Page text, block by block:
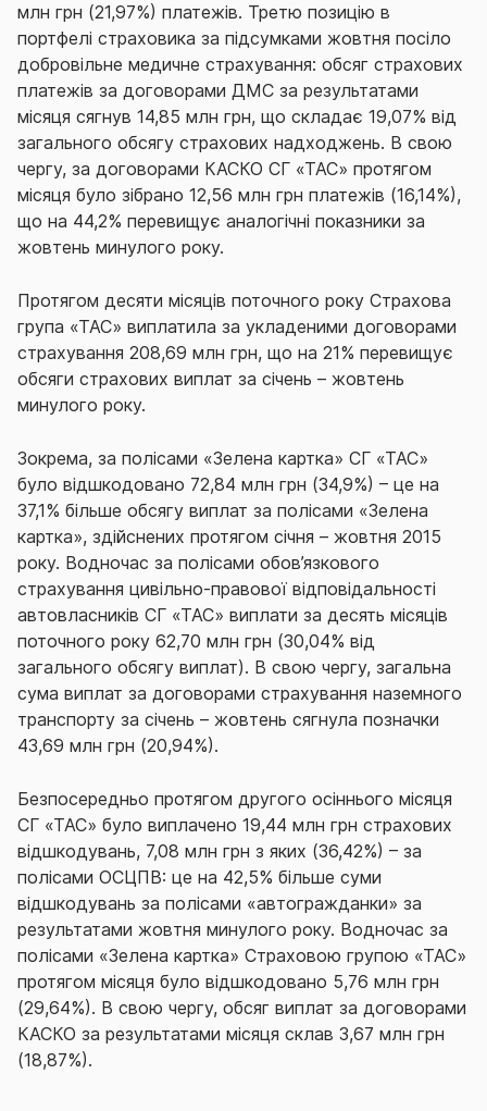
млн грн (21,97%) платежів. Третю позицію в
портфелі страховика за підсумками жовтня посіло
добровільне медичне страхування: обсяг страхових
платежів за договорами ДМС за результатами
місяця сягнув 14,85 млн грн, що складає 19,07% від
загального обсягу страхових надходжень. В свою
чергу, за договорами КАСКО СГ «ТАС» протягом
місяця було зібрано 12,56 млн грн платежів (16,14%),
що на 44,2% перевищує аналогічні показники за
жовтень минулого року.
Протягом десяти місяців поточного року Страхова
група «ТАС» виплатила за укладеними договорами
страхування 208,69 млн грн, що на 21% перевищує
обсяги страхових виплат за січень – жовтень
минулого року.
Зокрема, за полісами «Зелена картка» СГ «ТАС»
було відшкодовано 72,84 млн грн (34,9%) – це на
37,1% більше обсягу виплат за полісами «Зелена
картка», здійснених протягом січня – жовтня 2015
року. Водночас за полісами обов’язкового
страхування цивільно-правової відповідальності
автовласників СГ «ТАС» виплати за десять місяців
поточного року 62,70 млн грн (30,04% від
загального обсягу виплат). В свою чергу, загальна
сума виплат за договорами страхування наземного
транспорту за січень – жовтень сягнула позначки
43,69 млн грн (20,94%).
Безпосередньо протягом другого осіннього місяця
СГ «ТАС» було виплачено 19,44 млн грн страхових
відшкодувань, 7,08 млн грн з яких (36,42%) – за
полісами ОСЦПВ: це на 42,5% більше суми
відшкодувань за полісами «автогражданки» за
результатами жовтня минулого року. Водночас за
полісами «Зелена картка» Страховою групою «ТАС»
протягом місяця було відшкодовано 5,76 млн грн
(29,64%). В свою чергу, обсяг виплат за договорами
КАСКО за результатами місяця склав 3,67 млн грн
(18,87%).